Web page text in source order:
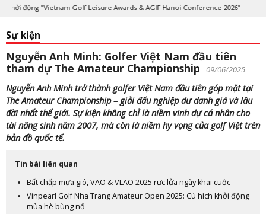
động "Vietnam Golf Leisure Awards & AGIF Hanoi Conference 2026"
Sự kiện
Nguyễn Anh Minh: Golfer Việt Nam đầu tiên
tham dự The Amateur Championship
09/06/2025
Nguyễn Anh Minh trở thành golfer Việt Nam đầu tiên góp mặt tại
The Amateur Championship – giải đấu nghiệp dư danh giá và lâu
đời nhất thế giới. Sự kiện không chỉ là niềm vinh dự cá nhân cho
tài năng sinh năm 2007, mà còn là niềm hy vọng của golf Việt trên
bản đồ quốc tế.
Tin bài liên quan
Bất chấp mưa gió, VAO & VLAO 2025 rực lửa ngày khai cuộc
Vinpearl Golf Nha Trang Amateur Open 2025: Cú hích khởi động
mùa hè bùng nổ